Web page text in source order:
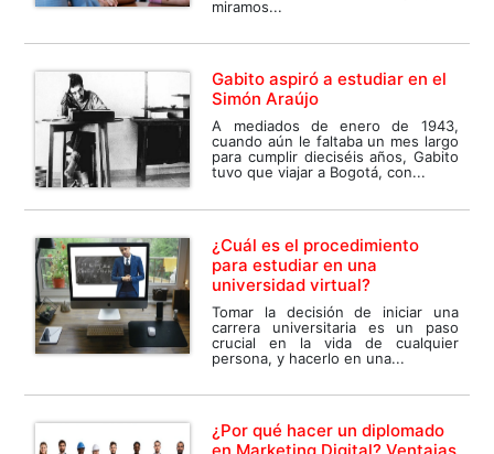
miramos...
Gabito aspiró a estudiar en el
Simón Araújo
A mediados de enero de 1943,
cuando aún le faltaba un mes largo
para cumplir dieciséis años, Gabito
tuvo que viajar a Bogotá, con...
¿Cuál es el procedimiento
para estudiar en una
universidad virtual?
Tomar la decisión de iniciar una
carrera universitaria es un paso
crucial en la vida de cualquier
persona, y hacerlo en una...
¿Por qué hacer un diplomado